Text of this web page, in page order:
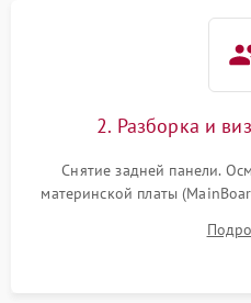
2. Разборка и
Снятие задней панели.
материнской платы
Проверка надежности